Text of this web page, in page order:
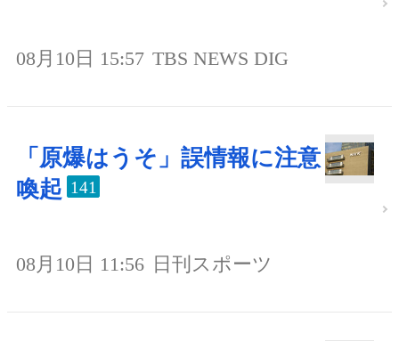
08月10日 15:57 TBS NEWS DIG
「原爆はうそ」誤情報に注意
喚起 141
08月10日 11:56 日刊スポーツ